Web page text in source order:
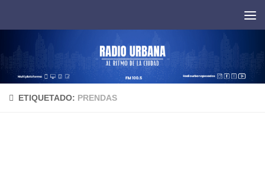
ETIQUETADO: PRENDAS